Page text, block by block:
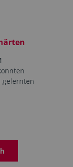
gelernten